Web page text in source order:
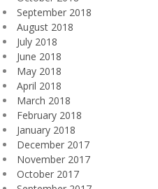
September 2018
August 2018
July 2018
June 2018
May 2018
April 2018
March 2018
February 2018
January 2018
December 2017
November 2017
October 2017